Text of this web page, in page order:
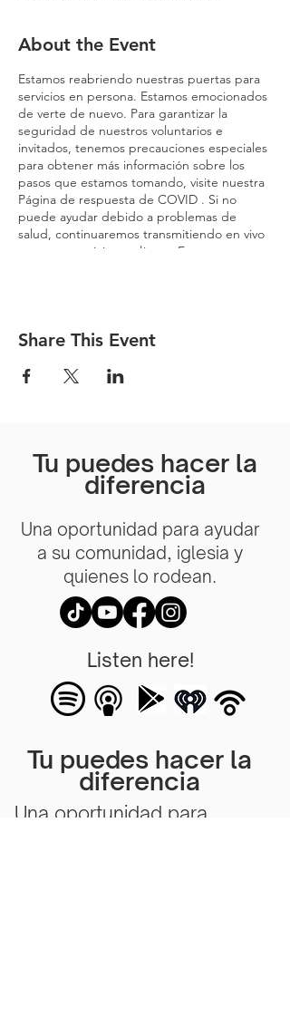
About the Event
Estamos reabriendo nuestras puertas para
servicios en persona. Estamos emocionados
de verte de nuevo. Para garantizar la
seguridad de nuestros voluntarios e
invitados, tenemos precauciones especiales
para obtener más información sobre los
pasos que estamos tomando, visite nuestra
Página de respuesta de COVID . Si no
puede ayudar debido a problemas de
salud, continuaremos transmitiendo en vivo
nuestros servicios en línea. ¡Esperamos
Share This Event
Tu puedes hacer la
diferencia
Una oportunidad para ayudar
a su comunidad, iglesia y
quienes lo rodean.
Listen here!
Tu puedes hacer la
diferencia
Una oportunidad para